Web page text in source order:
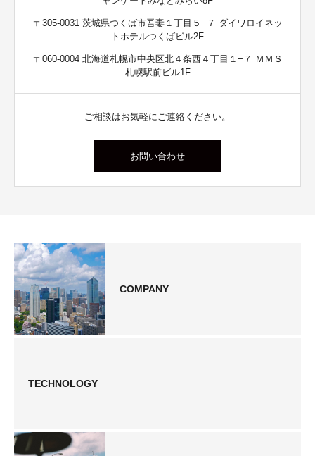
〒305-0031 茨城県つくば市吾妻１丁目５−７ ダイワロイネッ
トホテルつくばビル2F
〒060-0004 北海道札幌市中央区北４条西４丁目１−７ ＭＭＳ
札幌駅前ビル1F
ご相談はお気軽にご連絡ください。
お問い合わせ
COMPANY
TECHNOLOGY